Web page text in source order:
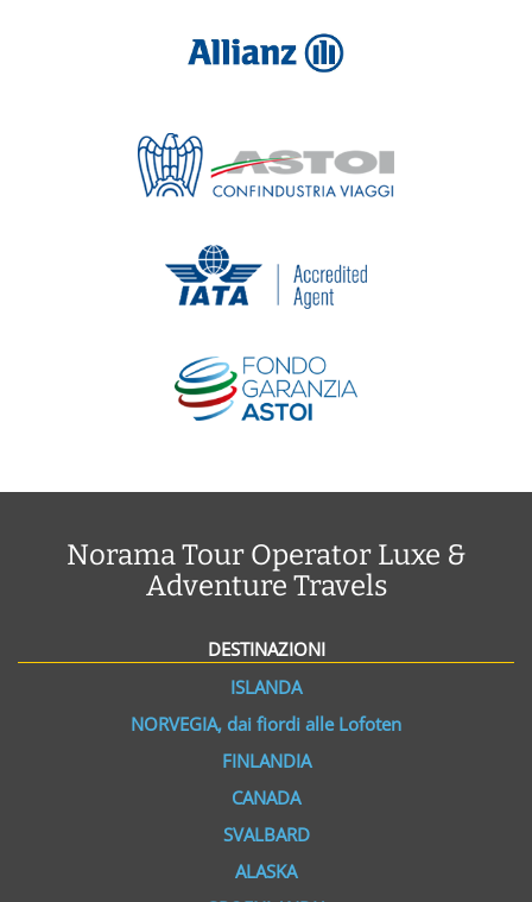
Norama Tour Operator Luxe &
Adventure Travels
DESTINAZIONI
ISLANDA
NORVEGIA, dai fiordi alle Lofoten
FINLANDIA
CANADA
SVALBARD
ALASKA